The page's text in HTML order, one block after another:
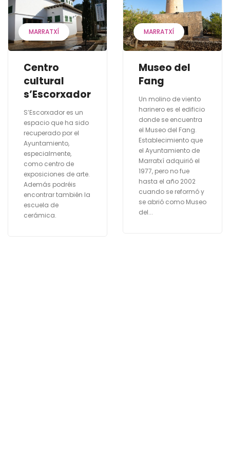
MARRATXÍ
Centro
cultural
s’Escorxador
S’Escorxador es un
espacio que ha sido
recuperado por el
Ayuntamiento,
especialmente,
como centro de
exposiciones de arte.
Además podréis
encontrar también la
escuela de
cerámica.
MARRATXÍ
Museo del
Fang
Un molino de viento
harinero es el edificio
donde se encuentra
el Museo del Fang.
Establecimiento que
el Ayuntamiento de
Marratxí adquirió el
1977, pero no fue
hasta el año 2002
cuando se reformó y
se abrió como Museo
del...